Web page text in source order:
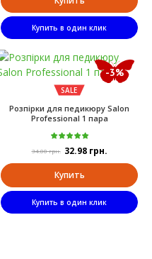
Купить в один клик
-3%
SALE
Розпірки для педикюру Salon
Professional 1 пара
34.00 грн. 32.98 грн.
Купить
Купить в один клик